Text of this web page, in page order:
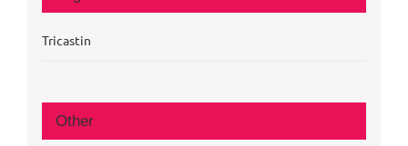
Tricastin
Other